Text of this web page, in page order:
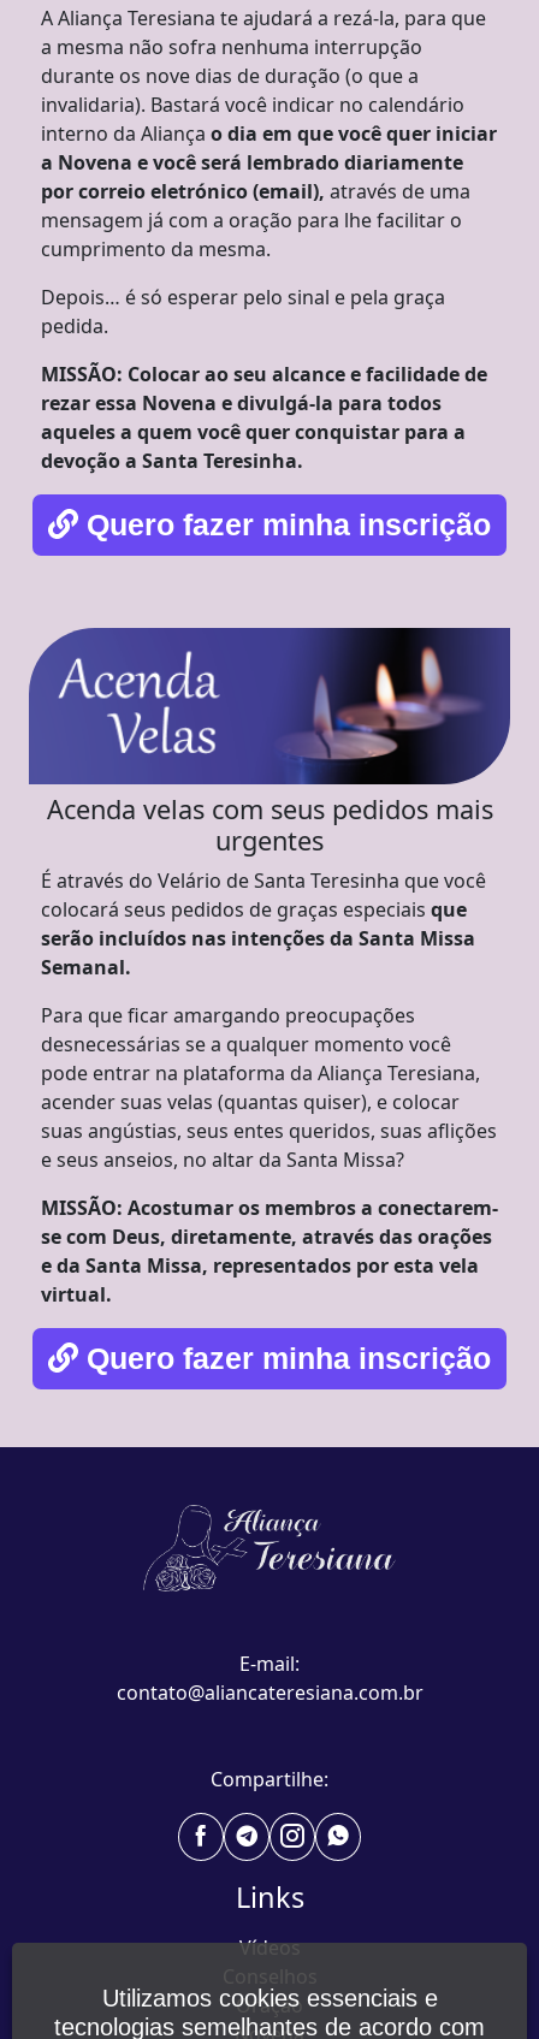
A Aliança Teresiana te ajudará a rezá-la, para que
a mesma não sofra nenhuma interrupção
durante os nove dias de duração (o que a
invalidaria). Bastará você indicar no calendário
interno da Aliança o dia em que você quer iniciar
a Novena e você será lembrado diariamente
por correio eletrónico (email), através de uma
mensagem já com a oração para lhe facilitar o
cumprimento da mesma.
Depois… é só esperar pelo sinal e pela graça
pedida.
MISSÃO: Colocar ao seu alcance e facilidade de
rezar essa Novena e divulgá-la para todos
aqueles a quem você quer conquistar para a
devoção a Santa Teresinha.
Quero fazer minha inscrição
Acenda velas com seus pedidos mais
urgentes
É através do Velário de Santa Teresinha que você
colocará seus pedidos de graças especiais que
serão incluídos nas intenções da Santa Missa
Semanal.
Para que ficar amargando preocupações
desnecessárias se a qualquer momento você
pode entrar na plataforma da Aliança Teresiana,
acender suas velas (quantas quiser), e colocar
suas angústias, seus entes queridos, suas aflições
e seus anseios, no altar da Santa Missa?
MISSÃO: Acostumar os membros a conectarem-
se com Deus, diretamente, através das orações
e da Santa Missa, representados por esta vela
virtual.
Quero fazer minha inscrição
E-mail:
contato@aliancateresiana.com.br
Compartilhe:
Links
Vídeos
Oração
Utilizamos cookies essenciais e
tecnologias semelhantes de acordo com